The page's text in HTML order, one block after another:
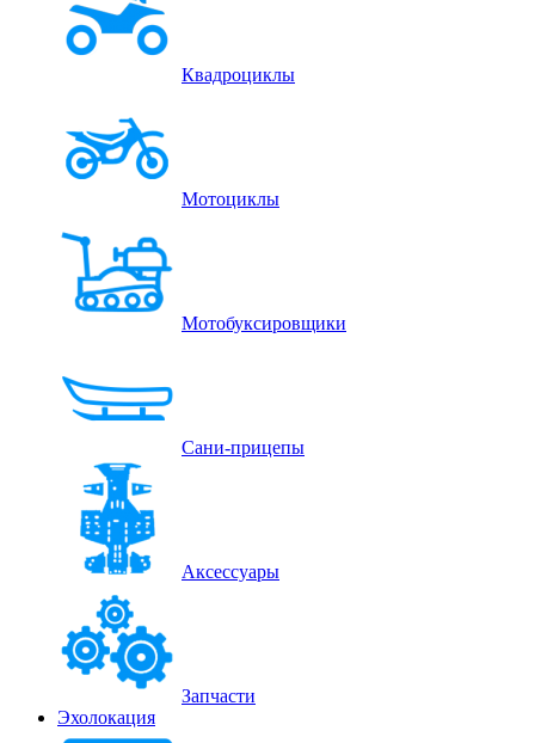
Квадроциклы
Мотоциклы
Мотобуксировщики
Сани-прицепы
Аксессуары
Запчасти
Эхолокация